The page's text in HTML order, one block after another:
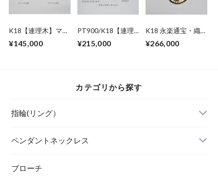
K18【連理木】マリ
¥145,000
PT900/K18【連理
ング
¥215,000
K18 永楽通宝・織
ネックレス(45cm)
¥266,000
カテゴリから探す
指輪(リング）
ペンダントネックレス
ブローチ